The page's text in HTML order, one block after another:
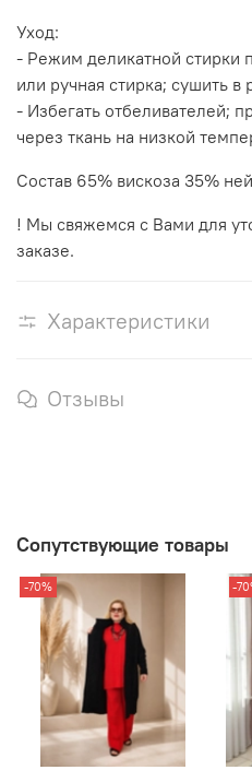
Уход:
- Режим деликатной стирки
или ручная стирка; сушить
- Избегать отбеливателей;
через ткань на низкой
Состав 65% вискоза 35%
! Мы свяжемся с Вами для
заказе.
Характеристики
Отзывы
Сопутствующие товары
-70% -